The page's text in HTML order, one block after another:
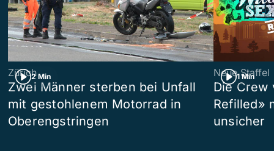
2 Min
Zürich
Zwei Männer sterben bei Unfall
mit gestohlenem Motorrad in
Oberengstringen
1 Min
Neue Staffel
Die Crew
Refilled»
unsicher